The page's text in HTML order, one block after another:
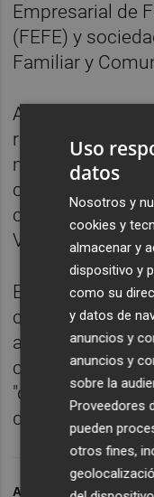
Empresarial de
(FEFE) y
Familiar y
A su juicio, los
reforzar la lucha
mismo modo
como las de
colesterol,
VIH o embarazo.
Esquerra Unida
consigue un
altamente
control de esta
"demasiado
ARCHIVADO EN PCR
Uso
datos
Nosotros y
cookies y
almacenar y
dispositivo y
como su
y datos de
anuncios y
anuncios y
sobre la
Proveedores
pueden
otros fines,